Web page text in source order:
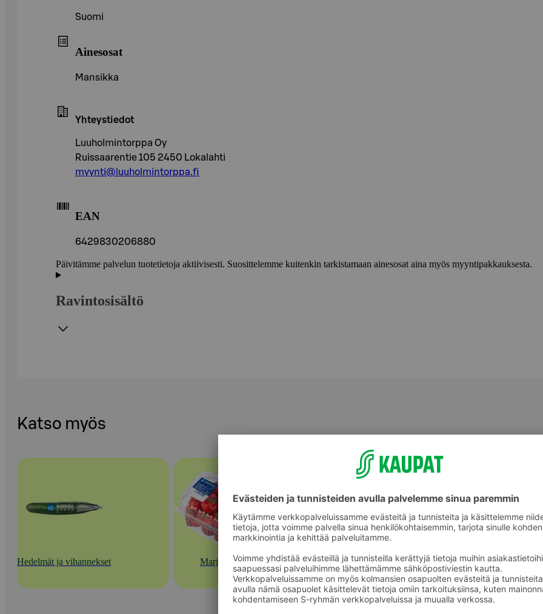
Suomi
Ainesosat
Mansikka
Yhteystiedot
Luuholmintorppa Oy
Ruissaarentie 105 2450 Lokalahti
myynti@luuholmintorppa.fi
EAN
6429830206880
Päivitämme palvelun tuotetietoja aktiivisesti. Suosittelemme kuitenkin tarkistamaan ainesosat aina myös myyntipakkauksesta.
Ravintosisältö
Katso myös
Hedelmät ja vihannekset Marjat